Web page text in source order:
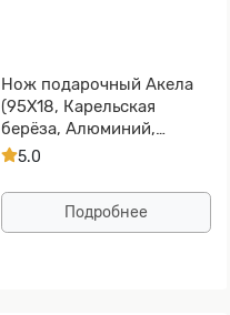
Нож подарочный Акела
(95Х18, Карельская
берёза, Алюминий,
Золочение клинка)
5.0
Подробнее